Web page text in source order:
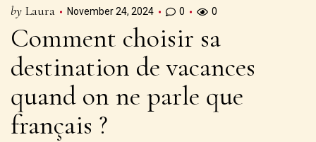
by Laura November 24, 2024 0 0
Comment choisir sa
destination de vacances
quand on ne parle que
français ?